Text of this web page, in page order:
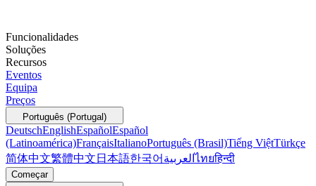
Funcionalidades
Soluções
Recursos
Eventos
Equipa
Preços
Português (Portugal)
DeutschEnglishEspañolEspañol
(Latinoamérica)FrançaisItalianoPortuguês (Brasil)Tiếng ViệtTürkçe
简体中文繁體中文 日本語한국어 العربيةไทยहिन्दी
Começar